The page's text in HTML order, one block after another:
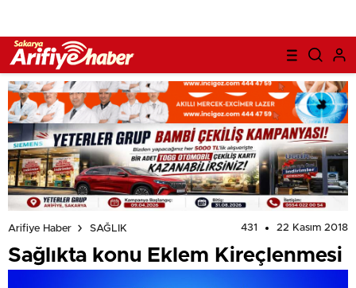
Arifiye Haber SAĞLIK 431 22 Kasım 2018
Sağlıkta konu Eklem Kireçlenmesi